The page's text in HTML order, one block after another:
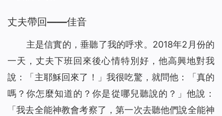
丈夫帶回——佳音
主是信實的，垂聽了我的呼求。2018年2月份的
一天，丈夫下班回來後心情特別好，他高興地對我
說：「主耶穌回來了！」我很吃驚，就問他：「真的
嗎？你怎麼知道的？你是從哪兒聽說的？」他說：
「我去全能神教會考察了，第一次去聽他們說全能神